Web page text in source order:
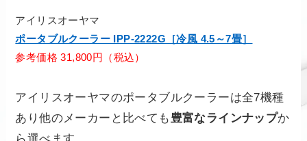
アイリスオーヤマ
ポータブルクーラー IPP-2222G［冷風 4.5～7畳］
参考価格 31,800円（税込）
アイリスオーヤマのポータブルクーラーは全7機種
あり他のメーカーと比べても 豊富なラインナップか
ら選べます。